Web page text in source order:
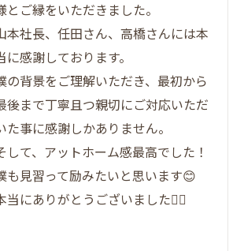
アム不動産売却で得られる安心感の
験を豊かにするだんらん住宅の特徴
終えられる売却取引の秘訣を解説
体験した売主様の声から学ぶポイン
足度が高い理由を徹底検証
らだんらん住宅独自の強みを活用し
とご縁をいただきました。
本社長、任田さん、高橋さんには本
に感謝しております。
の背景をご理解いただき、最初から
後まで丁寧且つ親切にご対応いただ
た事に感謝しかありません。
して、アットホーム感最高でした！
も見習って励みたいと思います😊
当にありがとうございました🙇‍♂️